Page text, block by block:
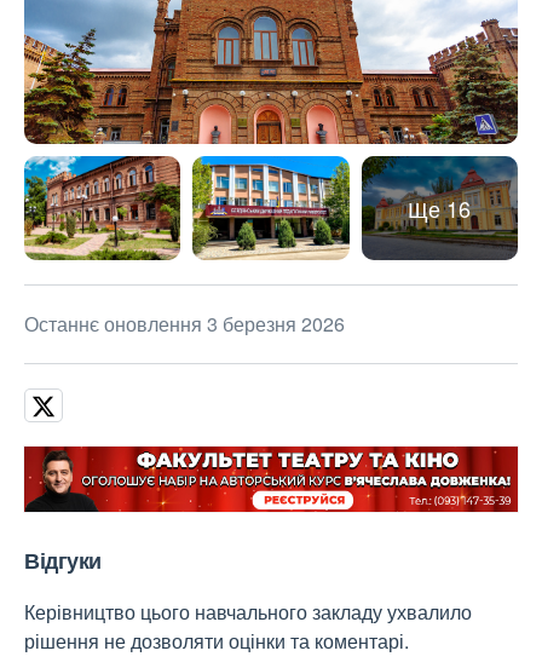
Ще 16
Останнє оновлення 3 березня 2026
Відгуки
Керівництво цього навчального закладу ухвалило
рішення не дозволяти оцінки та коментарі.